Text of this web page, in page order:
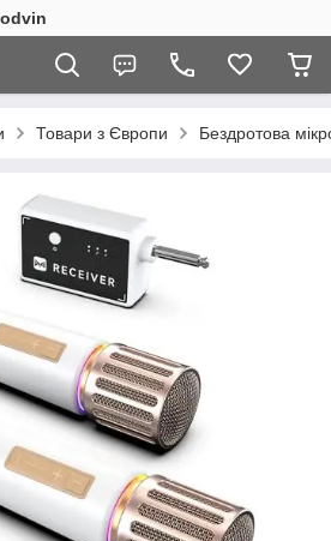
Товари з Європи Бездротова